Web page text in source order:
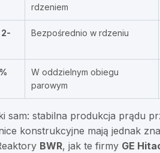
rdzeniem
2-
Bezpośrednio w rdzeniu
W oddzielnym obiegu
parowym
stabilna produkcja prądu
konstrukcyjne mają jednak
BWR, jak te firmy GE